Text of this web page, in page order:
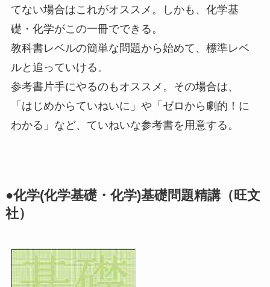
てない場合はこれがオススメ。しかも、化学基
礎・化学がこの一冊でできる。
教科書レベルの簡単な問題から始めて、標準レベ
ルと追っていける。
参考書片手にやるのもオススメ。その場合は、
「はじめからていねいに」や「ゼロから劇的！に
わかる」など、ていねいな参考書を用意する。
●化学(化学基礎・化学)基礎問題精講（旺文
社）